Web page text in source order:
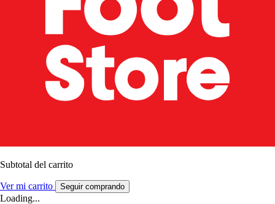
Subtotal del carrito
Ver mi carrito Seguir comprando
Loading...